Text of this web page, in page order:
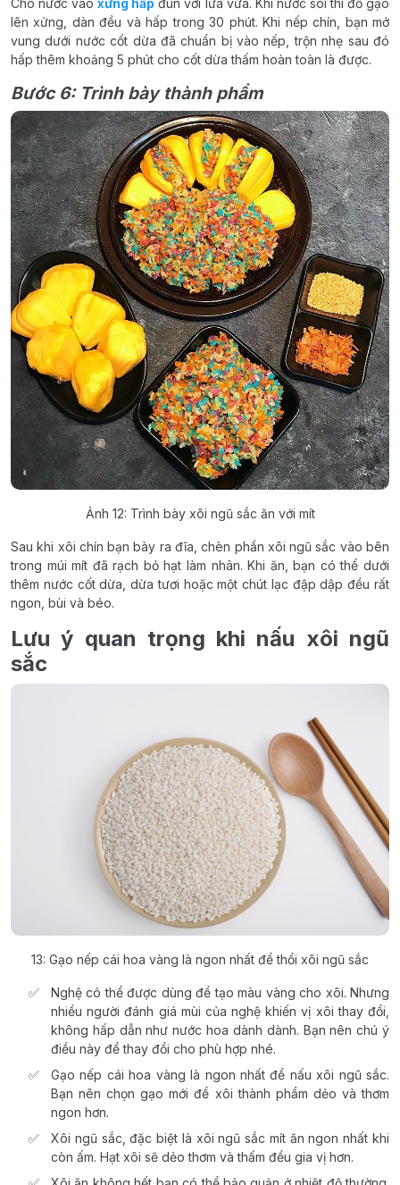
lên xửng, dàn đều và hấp trong 30 phút. Khi nếp chín, bạn mở
vung dưới nước cốt dừa đã chuẩn bị vào nếp, trộn nhẹ sau đó
hấp thêm khoảng 5 phút cho cốt dừa thấm hoàn toàn là được.
Bước 6: Trình bày thành phẩm
Ảnh 12: Trình bày xôi ngũ sắc ăn với mít
Sau khi xôi chín bạn bày ra đĩa, chèn phần xôi ngũ sắc vào bên
trong múi mít đã rạch bỏ hạt làm nhân. Khi ăn, bạn có thể dưới
thêm nước cốt dừa, dừa tươi hoặc một chút lạc đập dập đều rất
ngon, bùi và béo.
Lưu ý quan trọng khi nấu xôi ngũ
sắc
13: Gạo nếp cái hoa vàng là ngon nhất để thổi xôi ngũ sắc
Nghệ có thể được dùng để tạo màu vàng cho xôi. Nhưng
nhiều người đánh giá mùi của nghệ khiến vị xôi thay đổi,
không hấp dẫn như nước hoa dành dành. Bạn nên chú ý
điều này để thay đổi cho phù hợp nhé.
Gạo nếp cái hoa vàng là ngon nhất để nấu xôi ngũ sắc.
Bạn nên chọn gạo mới để xôi thành phẩm dẻo và thơm
ngon hơn.
Xôi ngũ sắc, đặc biệt là xôi ngũ sắc mít ăn ngon nhất khi
còn ấm. Hạt xôi sẽ dẻo thơm và thấm đều gia vị hơn.